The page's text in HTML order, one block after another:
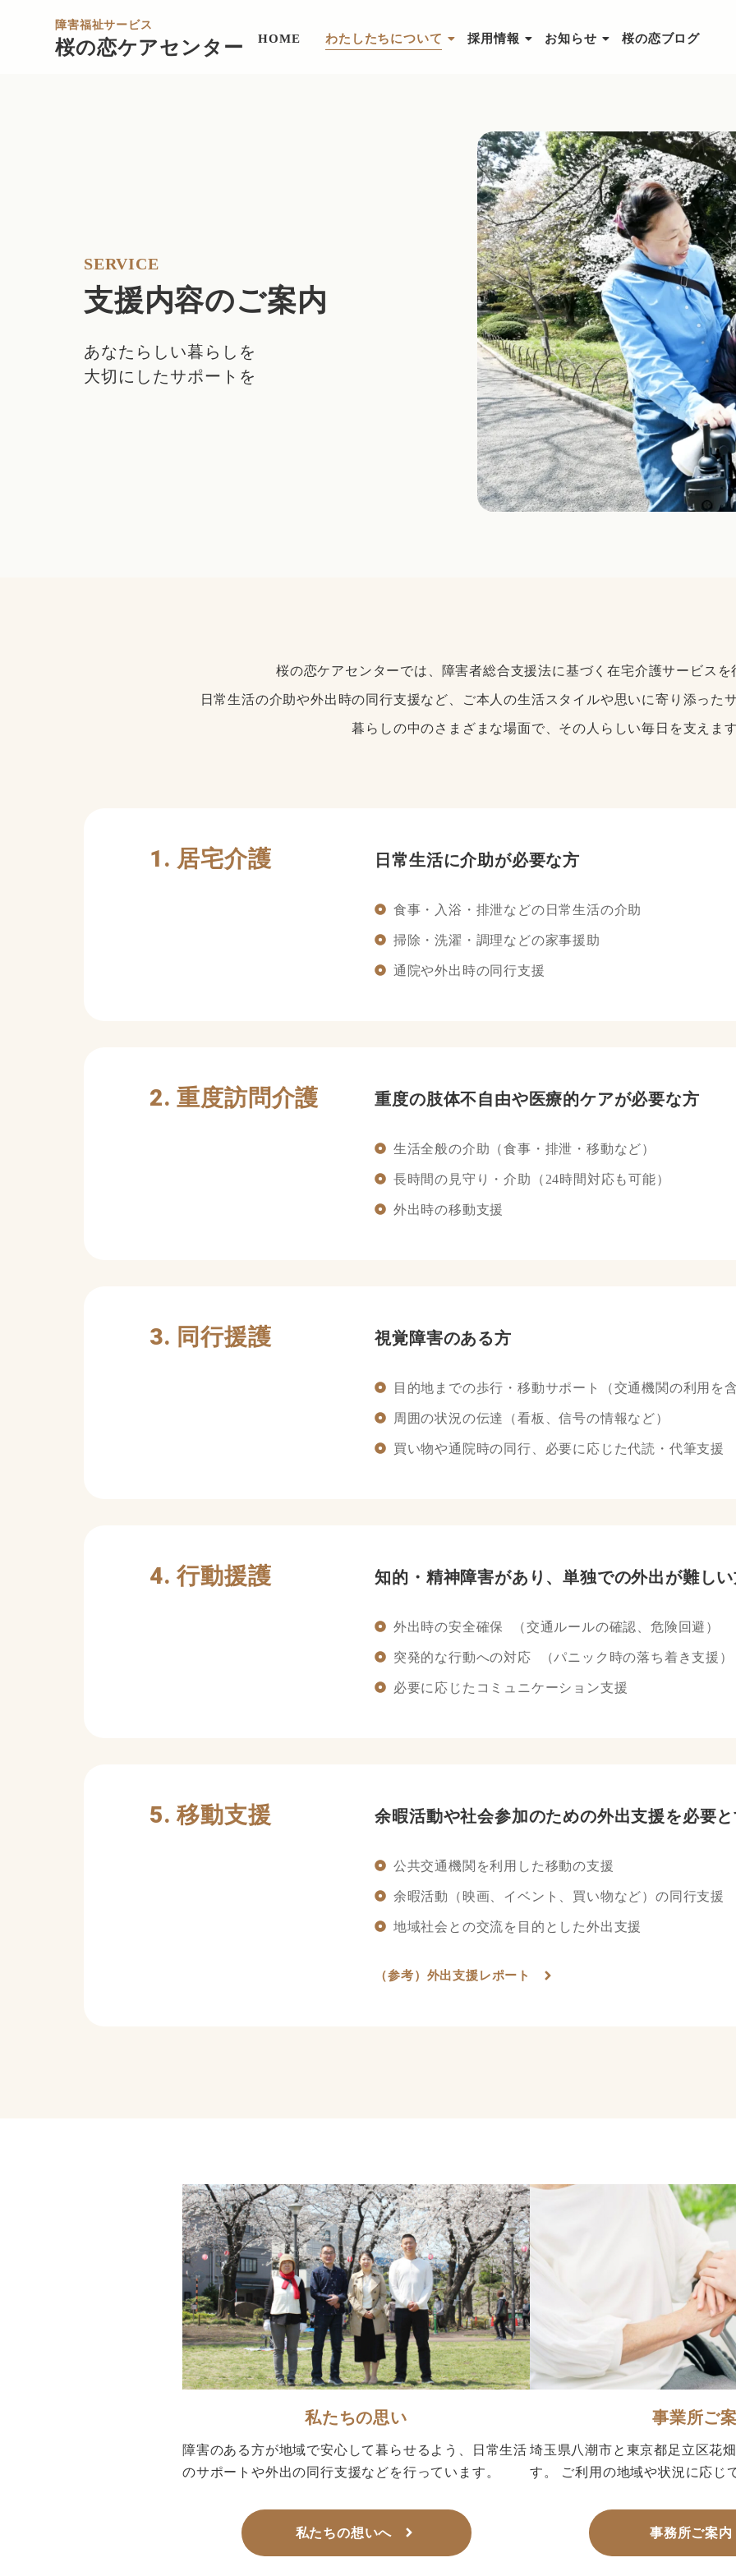
障害福祉サービス
桜の恋ケアセンター HOME わたしたちについて 採用情報 お知らせ 桜の恋ブログ
SERVICE
支援内容のご案内
あなたらしい暮らしを
大切にしたサポートを
桜の恋ケアセンターでは、障害者総合支援法に基づく在宅介護サービスを
日常生活の介助や外出時の同行支援など、ご本人の生活スタイルや思いに寄り添った
暮らしの中のさまざまな場面で、その人らしい毎日を支えま
1. 居宅介護 日常生活に介助が必要な方
食事・入浴・排泄などの日常生活の介助
掃除・洗濯・調理などの家事援助
通院や外出時の同行支援
2. 重度訪問介護 重度の肢体不自由や医療的ケアが必要な方
生活全般の介助（食事・排泄・移動など）
長時間の見守り・介助（24時間対応も可能）
外出時の移動支援
3. 同行援護 視覚障害のある方
目的地までの歩行・移動サポート（交通機関の利用を
周囲の状況の伝達（看板、信号の情報など）
買い物や通院時の同行、必要に応じた代読・代筆支援
4. 行動援護 知的・精神障害があり、単独での外出が難し
外出時の安全確保 （交通ルールの確認、危険回避）
突発的な行動への対応 （パニック時の落ち着き支援）
必要に応じたコミュニケーション支援
5. 移動支援 余暇活動や社会参加のための外出支援を必要
公共交通機関を利用した移動の支援
余暇活動（映画、イベント、買い物など）の同行支援
地域社会との交流を目的とした外出支援
（参考）外出支援レポート
私たちの思い
障害のある方が地域で安心して暮らせるよう、日常生活
のサポートや外出の同行支援などを行っています。
私たちの想いへ
事業所ご
埼玉県八潮市と東京都足立区花
す。 ご利用の地域や状況に応じ
事務所ご案内